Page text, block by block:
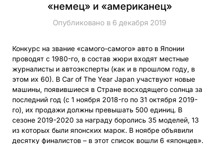
«немец» и «американец»
Опубликовано в 6 декабря 2019
Конкурс на звание «самого-самого» авто в Японии
проводят с 1980-го, в состав жюри входят местные
журналисты и автоэксперты (как и в прошлом году, в
этом их 60). В Car of The Year Japan участвуют новые
машины, появившиеся в Стране восходящего солнца за
последний год (с 1 ноября 2018-го по 31 октября 2019-
го), их продажи должны превышать 500 единиц. В
сезоне 2019-2020 за награду боролись 35 моделей, 13
из которых были японских марок. В ноябре объявили
десятку финалистов – в этот список вошли 6 «японцев».